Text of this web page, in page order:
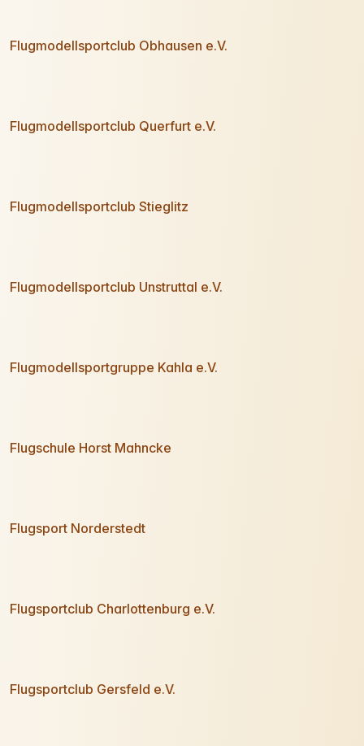
Flugmodellsportclub Obhausen e.V.
Flugmodellsportclub Querfurt e.V.
Flugmodellsportclub Stieglitz
Flugmodellsportclub Unstruttal e.V.
Flugmodellsportgruppe Kahla e.V.
Flugschule Horst Mahncke
Flugsport Norderstedt
Flugsportclub Charlottenburg e.V.
Flugsportclub Gersfeld e.V.